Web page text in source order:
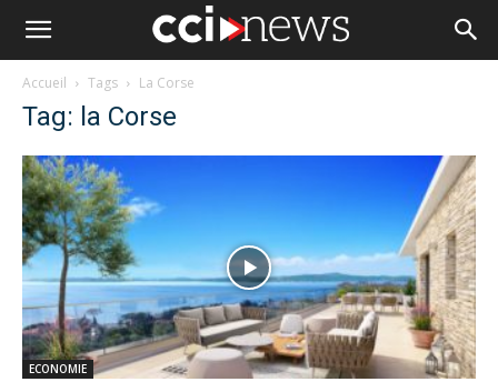
Accueil Tags La Corse
Tag: la Corse
ECONOMIE